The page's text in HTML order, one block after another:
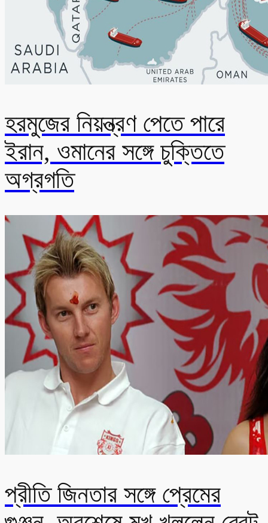
হরমুজের নিয়ন্ত্রণ পেতে পারে
ইরান, ওমানের সঙ্গে চুক্তিতে
অগ্রগতি
প্রীতি জিনতার সঙ্গে প্রেমের